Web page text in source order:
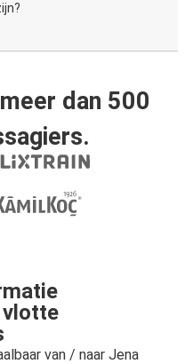
dan 500
vlotte
van / naar Jena